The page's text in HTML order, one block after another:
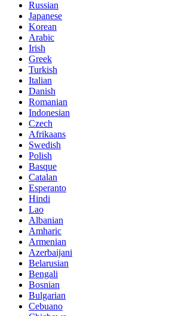
Russian
Japanese
Korean
Arabic
Irish
Greek
Turkish
Italian
Danish
Romanian
Indonesian
Czech
Afrikaans
Swedish
Polish
Basque
Catalan
Esperanto
Hindi
Lao
Albanian
Amharic
Armenian
Azerbaijani
Belarusian
Bengali
Bosnian
Bulgarian
Cebuano